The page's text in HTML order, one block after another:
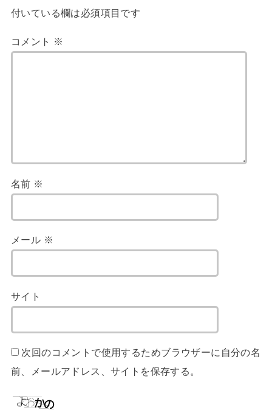
付いている欄は必須項目です
コメント ※
名前 ※
メール ※
サイト
次回のコメントで使用するためブラウザーに自分の名
前、メールアドレス、サイトを保存する。